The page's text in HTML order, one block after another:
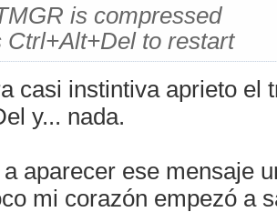
is compressed
Ctrl+Alt+Del to restart
casi instintiva aprieto el
y... nada.
aparecer ese mensaje
mi corazón empezó a